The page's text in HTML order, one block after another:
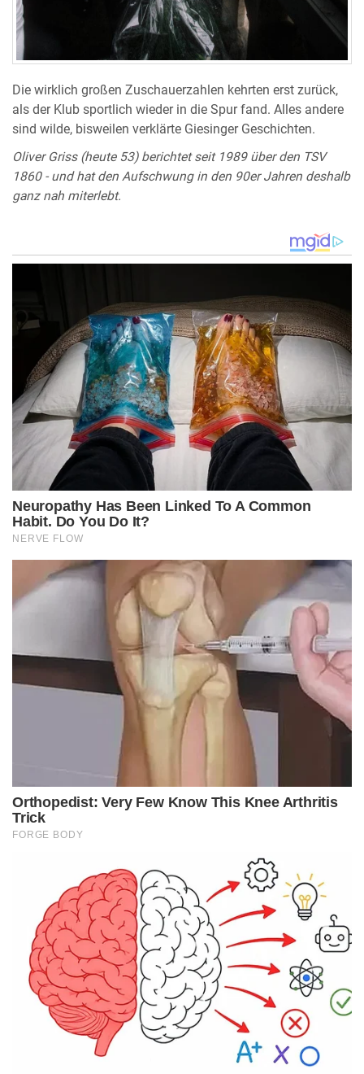
Die wirklich großen Zuschauerzahlen kehrten erst zurück,
als der Klub sportlich wieder in die Spur fand. Alles andere
sind wilde, bisweilen verklärte Giesinger Geschichten.
Oliver Griss (heute 53) berichtet seit 1989 über den TSV
1860 - und hat den Aufschwung in den 90er Jahren deshalb
ganz nah miterlebt.